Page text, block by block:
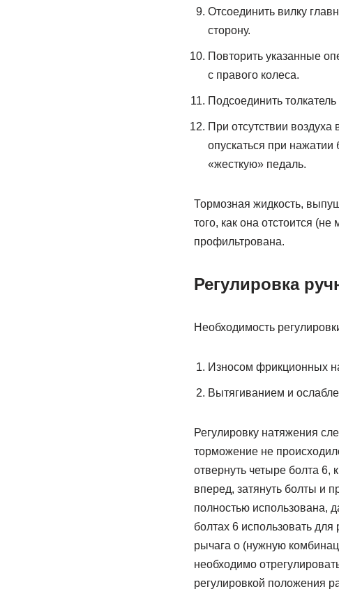
Отсоединить вилку
сторону.
Повторить указанные
с правого колеса.
Подсоединить
При отсутствии
опускаться при
«жесткую» педаль.
Тормозная жидкость,
того, как она отстоится
профильтрована.
Регулировка
Необходимость
Износом фрикционных
Вытягиванием и
Регулировку натяжения
торможение не
отвернуть четыре болта
вперед, затянуть болты и
полностью использована,
болтах 6 использовать
рычага о (нужную
необходимо
регулировкой положения